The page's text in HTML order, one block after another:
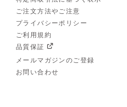
ご注文方法やご注意
プライバシーポリシー
ご利用規約
品質保証
メールマガジンのご登録
お問い合わせ